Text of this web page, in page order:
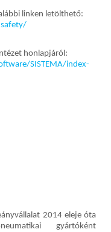
linken letölthető:
honlapjáról:
SISTEMA/index-
2014 eleje óta
gyártóként